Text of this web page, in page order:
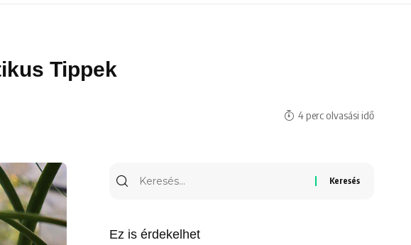
Tippek
4 perc olvasási idő
Ez is érdekelhet